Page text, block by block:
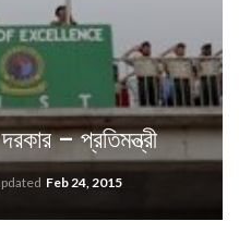
– প্রতিমন্ত্রী
Feb 24, 2015